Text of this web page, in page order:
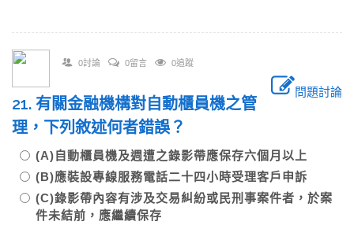
0討論 0留言 0追蹤
問題討論
21. 有關金融機構對自動櫃員機之管
理，下列敘述何者錯誤？
(A)自動櫃員機及週遭之錄影帶應保存六個月以上
(B)應裝設專線服務電話二十四小時受理客戶申訴
(C)錄影帶內容有涉及交易糾紛或民刑事案件者，於案
件未結前，應繼續保存